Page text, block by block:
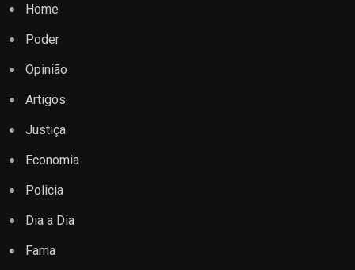
Home
Poder
Opinião
Artigos
Justiça
Economia
Policia
Dia a Dia
Fama